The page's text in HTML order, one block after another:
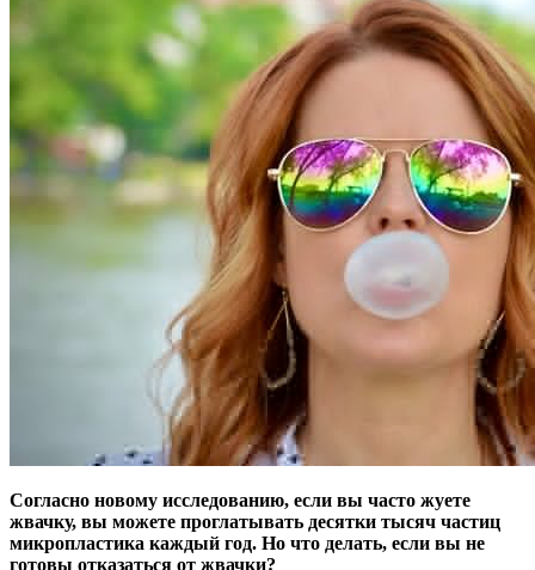
Согласно новому исследованию, если вы часто жуете
жвачку, вы можете проглатывать десятки тысяч частиц
микропластика каждый год. Но что делать, если вы не
готовы отказаться от жвачки?